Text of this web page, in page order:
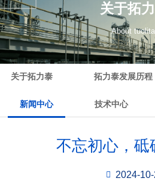
关于拓
About
关于拓力泰 拓力泰发展历程
新闻中心 技术中心
不忘初心，砥
2024-